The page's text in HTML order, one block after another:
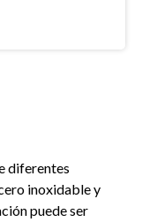
diferentes
inoxidable y
puede ser